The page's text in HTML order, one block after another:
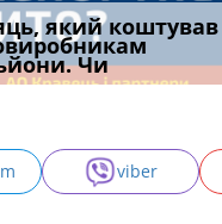
встановив для
шкоди
який коштував
Чи
потрібна ФОП
у 2026 році:
засто
viber